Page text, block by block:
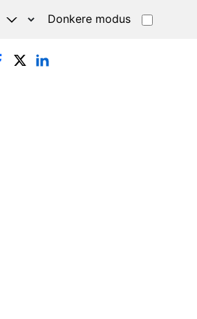
Donkere modus